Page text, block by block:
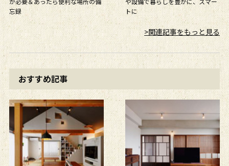
忘録
トに
>関連記事をもっと見る
おすすめ記事